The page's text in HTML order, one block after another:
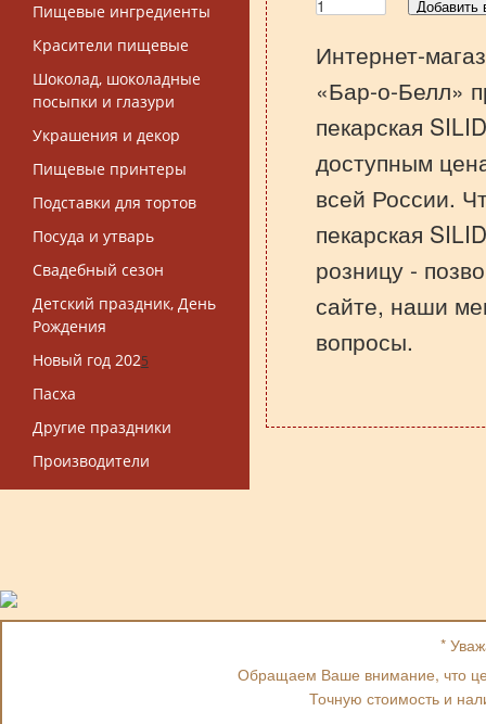
Пищевые ингредиенты
Красители пищевые
Шоколад, шоколадные
посыпки и глазури
Украшения и декор
Пищевые принтеры
Подставки для тортов
Посуда и утварь
Свадебный сезон
Детский праздник, День
Рождения
Новый год 2025
Пасха
Другие праздники
Производители
Интернет-
«Бар-о-Белл»
пекарская
доступным
всей России.
пекарская
розницу -
сайте, наши
вопросы.
*
Обращаем Ваше внимание, что
Точную стоимость и